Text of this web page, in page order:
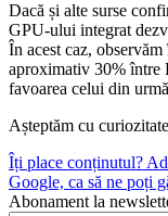
Dacă și alte surse
GPU-ului integrat
În acest caz,
aproximativ 30% între
favoarea celui din
Așteptăm cu
Îți place conținutul?
Google, ca să ne poți
Abonament la